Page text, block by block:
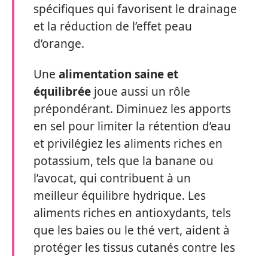
spécifiques qui favorisent le drainage
et la réduction de l’effet peau
d’orange.
Une alimentation saine et
équilibrée joue aussi un rôle
prépondérant. Diminuez les apports
en sel pour limiter la rétention d’eau
et privilégiez les aliments riches en
potassium, tels que la banane ou
l’avocat, qui contribuent à un
meilleur équilibre hydrique. Les
aliments riches en antioxydants, tels
que les baies ou le thé vert, aident à
protéger les tissus cutanés contre les